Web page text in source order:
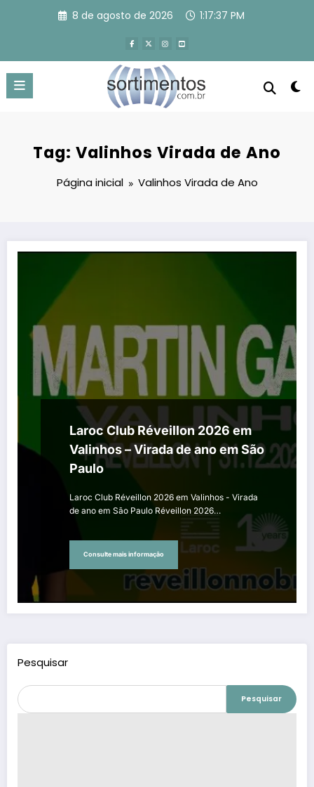
8 de agosto de 2026 1:17:38 PM
Tag: Valinhos Virada de Ano
Página inicial Valinhos Virada de Ano
Laroc Club Réveillon 2026 em
Valinhos – Virada de ano em São
Paulo
Laroc Club Réveillon 2026 em Valinhos - Virada
de ano em São Paulo Réveillon 2026…
Consulte mais informação
Pesquisar
Pesquisar